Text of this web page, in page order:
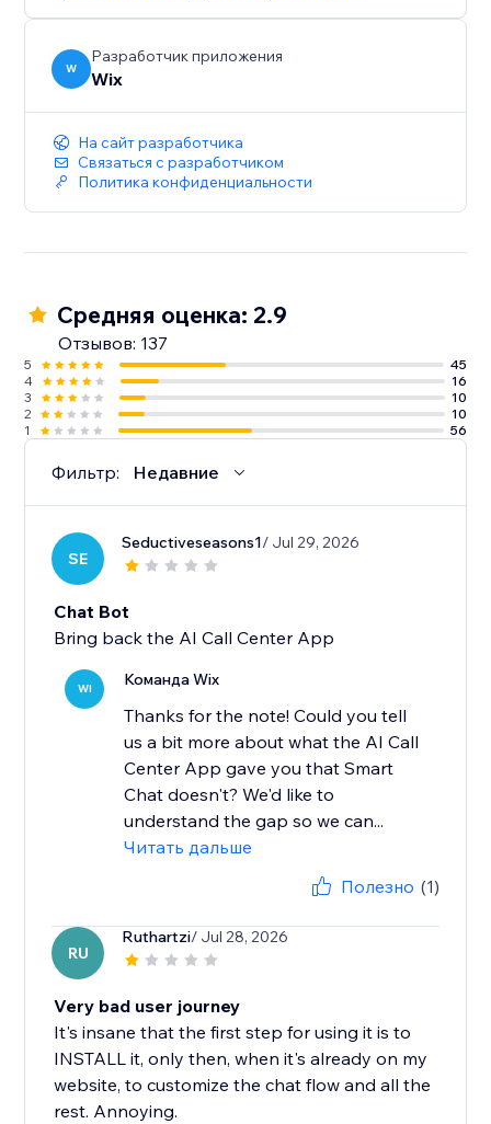
W
Разработчик приложения
Wix
На сайт разработчика
Связаться с разработчиком
Политика конфиденциальности
Средняя оценка: 2.9
Отзывов: 137
5
45
4
16
3
10
2
10
1
56
Фильтр: Недавние
SE
Seductiveseasons1/ Jul 29, 2026
Chat Bot
Bring back the AI Call Center App
WI Команда Wix
Thanks for the note! Could you tell
us a bit more about what the AI Call
Center App gave you that Smart
Chat doesn't? We'd like to
understand the gap so we can...
Читать дальше
Полезно (1)
RU
Ruthartzi/ Jul 28, 2026
Very bad user journey
It's insane that the first step for using it is to
INSTALL it, only then, when it's already on my
website, to customize the chat flow and all the
rest. Annoying.